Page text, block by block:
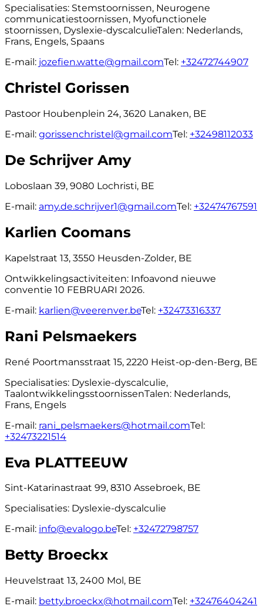
Specialisaties: Stemstoornissen, Neurogene
communicatiestoornissen, Myofunctionele
stoornissen, Dyslexie-dyscalculieTalen: Nederlands,
Frans, Engels, Spaans
E-mail: jozefien.watte@gmail.comTel: +32472744907
Christel Gorissen
Pastoor Houbenplein 24, 3620 Lanaken, BE
E-mail: gorissenchristel@gmail.comTel: +32498112033
De Schrijver Amy
Loboslaan 39, 9080 Lochristi, BE
E-mail: amy.de.schrijver1@gmail.comTel: +32474767591
Karlien Coomans
Kapelstraat 13, 3550 Heusden-Zolder, BE
Ontwikkelingsactiviteiten: Infoavond nieuwe
conventie 10 FEBRUARI 2026.
E-mail: karlien@veerenver.beTel: +32473316337
Rani Pelsmaekers
René Poortmansstraat 15, 2220 Heist-op-den-Berg, BE
Specialisaties: Dyslexie-dyscalculie,
TaalontwikkelingsstoornissenTalen: Nederlands,
Frans, Engels
E-mail: rani_pelsmaekers@hotmail.comTel:
+32473221514
Eva PLATTEEUW
Sint-Katarinastraat 99, 8310 Assebroek, BE
Specialisaties: Dyslexie-dyscalculie
E-mail: info@evalogo.beTel: +32472798757
Betty Broeckx
Heuvelstraat 13, 2400 Mol, BE
E-mail: betty.broeckx@hotmail.comTel: +32476404241